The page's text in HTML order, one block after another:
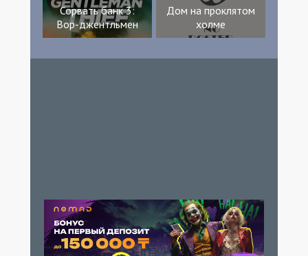
Сорвать банк 3:
Вор-джентльмен
Дом на проклятом
холме